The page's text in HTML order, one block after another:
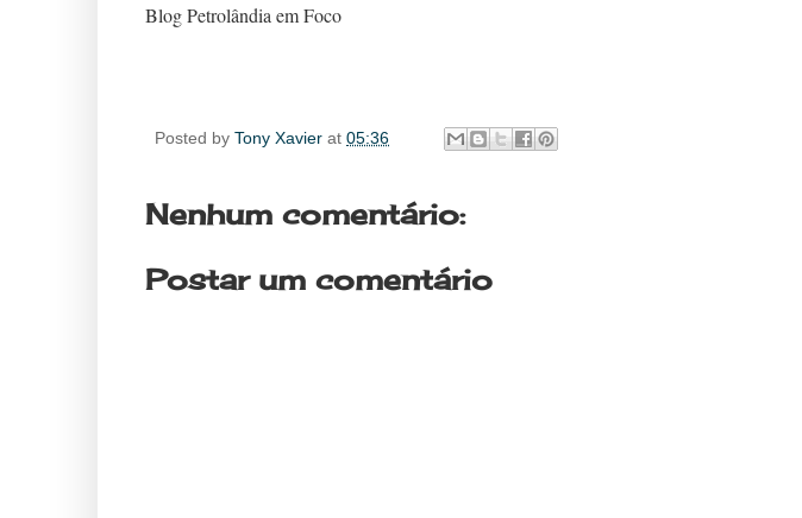
Blog Petrolândia em Foco
Posted by Tony Xavier at 05:36
Nenhum comentário:
Postar um comentário